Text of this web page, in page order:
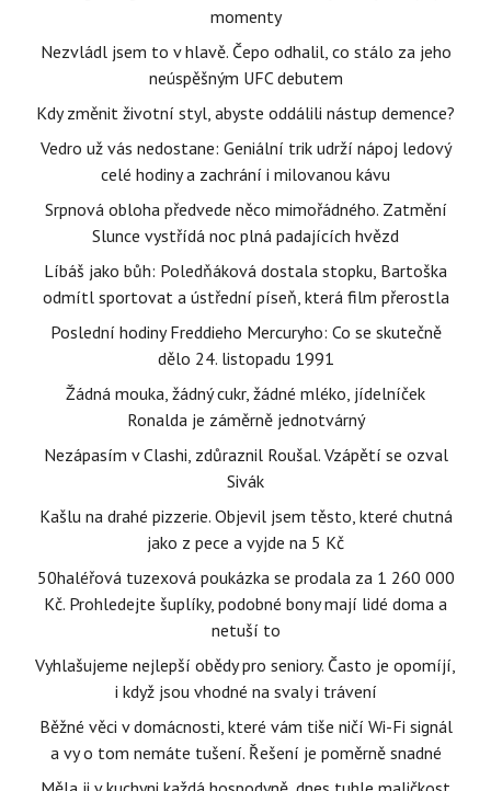
momenty
Nezvládl jsem to v hlavě. Čepo odhalil, co stálo za jeho
neúspěšným UFC debutem
Kdy změnit životní styl, abyste oddálili nástup demence?
Vedro už vás nedostane: Geniální trik udrží nápoj ledový
celé hodiny a zachrání i milovanou kávu
Srpnová obloha předvede něco mimořádného. Zatmění
Slunce vystřídá noc plná padajících hvězd
Líbáš jako bůh: Poledňáková dostala stopku, Bartoška
odmítl sportovat a ústřední píseň, která film přerostla
Poslední hodiny Freddieho Mercuryho: Co se skutečně
dělo 24. listopadu 1991
Žádná mouka, žádný cukr, žádné mléko, jídelníček
Ronalda je záměrně jednotvárný
Nezápasím v Clashi, zdůraznil Roušal. Vzápětí se ozval
Sivák
Kašlu na drahé pizzerie. Objevil jsem těsto, které chutná
jako z pece a vyjde na 5 Kč
50haléřová tuzexová poukázka se prodala za 1 260 000
Kč. Prohledejte šuplíky, podobné bony mají lidé doma a
netuší to
Vyhlašujeme nejlepší obědy pro seniory. Často je opomíjí,
i když jsou vhodné na svaly i trávení
Běžné věci v domácnosti, které vám tiše ničí Wi-Fi signál
a vy o tom nemáte tušení. Řešení je poměrně snadné